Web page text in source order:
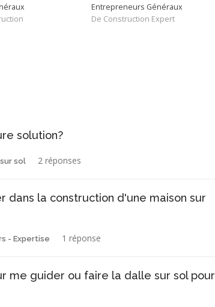
Entrepreneurs Généraux
De Construction Expert
solution?
sol 2 réponses
la construction d'une maison sur
- Expertise 1 réponse
me guider ou faire la dalle sur sol pour